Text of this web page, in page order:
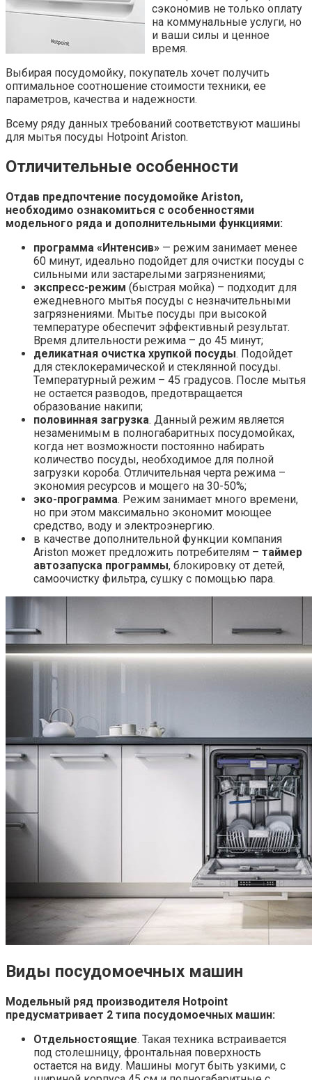
сэкономив не только оплату
на коммунальные услуги, но
и ваши силы и ценное
время.
Выбирая посудомойку, покупатель хочет получить
оптимальное соотношение стоимости техники, ее
параметров, качества и надежности.
Всему ряду данных требований соответствуют машины
для мытья посуды Hotpoint Ariston.
Отличительные особенности
Отдав предпочтение посудомойке Ariston,
необходимо ознакомиться с особенностями
модельного ряда и дополнительными функциями:
программа «Интенсив» — режим занимает менее
60 минут, идеально подойдет для очистки посуды с
сильными или застарелыми загрязнениями;
экспресс-режим (быстрая мойка) – подходит для
ежедневного мытья посуды с незначительными
загрязнениями. Мытье посуды при высокой
температуре обеспечит эффективный результат.
Время длительности режима – до 45 минут;
деликатная очистка хрупкой посуды. Подойдет
для стеклокерамической и стеклянной посуды.
Температурный режим – 45 градусов. После мытья
не остается разводов, предотвращается
образование накипи;
половинная загрузка. Данный режим является
незаменимым в полногабаритных посудомойках,
когда нет возможности постоянно набирать
количество посуды, необходимое для полной
загрузки короба. Отличительная черта режима –
экономия ресурсов и мощего на 30-50%;
эко-программа. Режим занимает много времени,
но при этом максимально экономит моющее
средство, воду и электроэнергию.
в качестве дополнительной функции компания
Ariston может предложить потребителям – таймер
автозапуска программы, блокировку от детей,
самоочистку фильтра, сушку с помощью пара.
Виды посудомоечных машин
Модельный ряд производителя Hotpoint
предусматривает 2 типа посудомоечных машин:
Отдельностоящие. Такая техника встраивается
под столешницу, фронтальная поверхность
остается на виду. Машины могут быть узкими, с